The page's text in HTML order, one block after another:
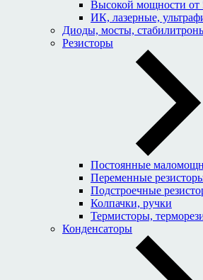
Высокой мощности от
ИК, лазерные,
Диоды, мосты,
Резисторы
Постоянные
Переменные
Подстроечные
Колпачки, ручки
Термисторы,
Конденсаторы